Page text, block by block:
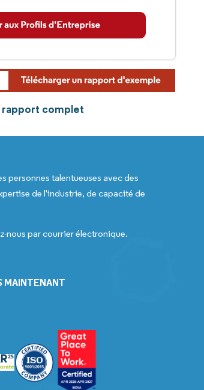
rapport complet
personnes talentueuses avec des
de l'industrie, de capacité de
nous par courrier électronique.
MAINTENANT